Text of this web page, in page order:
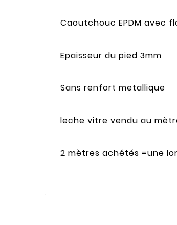
Caoutchouc EPDM avec
Epaisseur du pied 3mm
Sans renfort metallique
leche vitre vendu au
2 mètres achétés =une